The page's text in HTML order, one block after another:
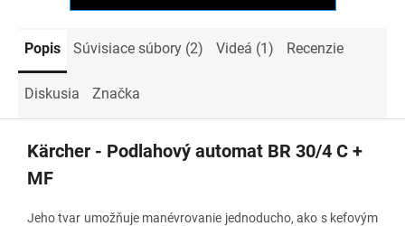
Popis Súvisiace súbory (2) Videá (1) Recenzie
Diskusia Značka
Kärcher - Podlahový automat BR 30/4 C +
MF
Jeho tvar umožňuje manévrovanie jednoducho, ako s kefovým